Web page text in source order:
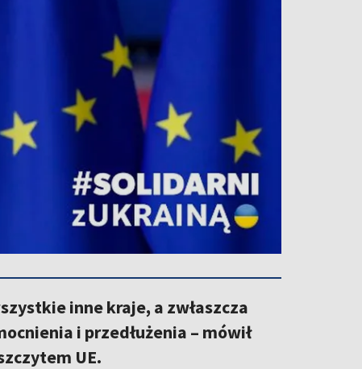
inne kraje, a zwłaszcza
i przedłużenia – mówił
UE.